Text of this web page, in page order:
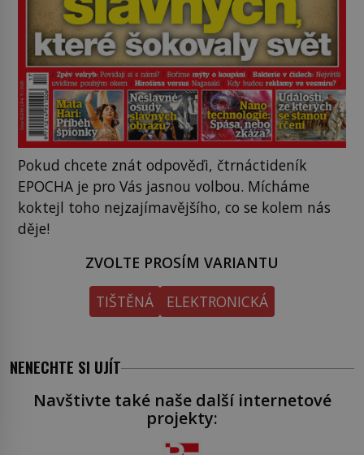
Pokud chcete znát odpověďi, čtrnáctideník
EPOCHA je pro Vás jasnou volbou. Mícháme
koktejl toho nejzajímavějšího, co se kolem nás
děje!
ZVOLTE PROSÍM VARIANTU
TIŠTĚNÁ
ELEKTRONICKÁ
NENECHTE SI UJÍT
Navštivte také naše další internetové
projekty: